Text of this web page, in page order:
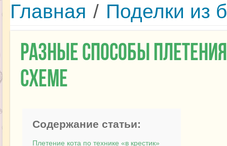
Главная / Поделки из
Разные способы
схеме
Содержание статьи:
Плетение кота по технике «в крестик»